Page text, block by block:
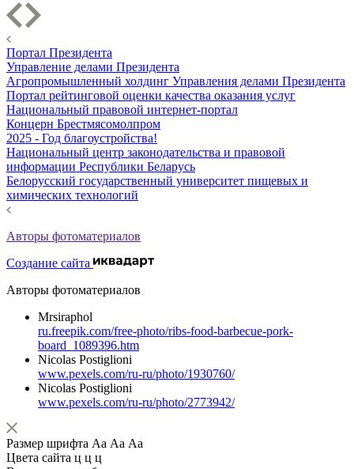
Портал Президента
Управление делами Президента
Агропромышленный холдинг Управления делами Президента
Портал рейтинговой оценки качества оказания услуг
Национальный правовой интернет-портал
Концерн Брестмясомолпром
2025 - Год благоустройства!
Национальный центр законодательства и правовой
информации Республики Беларусь
Белорусский государственный университет пищевых и
химических технологий
Авторы фотоматериалов
Создание сайта
Авторы фотоматериалов
Mrsiraphol
ru.freepik.com/free-photo/ribs-food-barbecue-pork-
board_1089396.htm
Nicolas Postiglioni
www.pexels.com/ru-ru/photo/1930760/
Nicolas Postiglioni
www.pexels.com/ru-ru/photo/2773942/
Размер шрифта Аа Аа Аа
Цвета сайта ц ц ц